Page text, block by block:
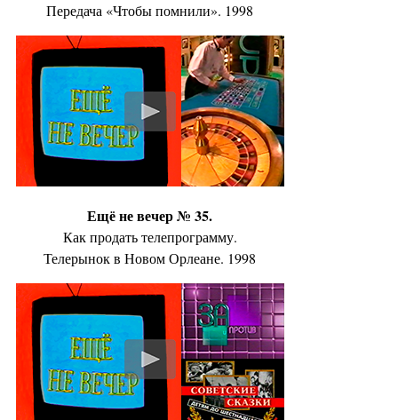
Передача «Чтобы помнили». 1998
Ещё не вечер № 35.
Как продать телепрограмму.
Телерынок в Новом Орлеане. 1998